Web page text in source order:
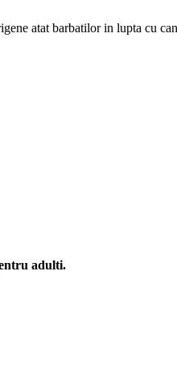
atat barbatilor in lupta cu
adulti.